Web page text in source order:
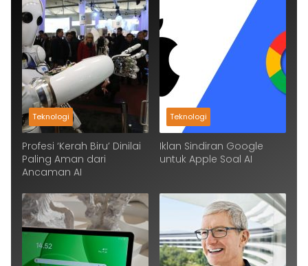
Teknologi
Profesi ‘Kerah Biru’ Dinilai
Paling Aman dari
Ancaman AI
Teknologi
Iklan Sindiran Google
untuk Apple Soal AI